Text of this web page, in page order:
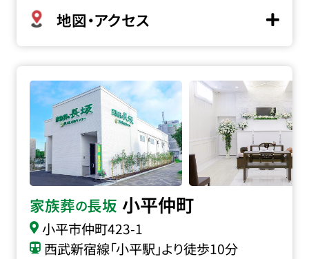
地図・アクセス
家族葬の長坂 小平仲町
小平市仲町423-1
西武新宿線「小平駅」より徒歩10分
家族葬の長坂 小平仲町の詳細へ